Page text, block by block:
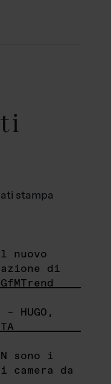
stampa
nuovo
di
HUGO,
sono i
da